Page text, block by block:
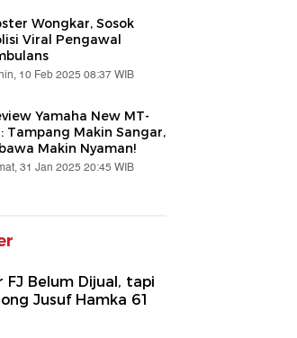
Wongkar, Sosok
Viral Pengawal
10 Feb 2025 08:37 WIB
Yamaha New MT-
Tampang Makin Sangar,
Makin Nyaman!
31 Jan 2025 20:45 WIB
FJ Belum Dijual, tapi
Jusuf Hamka 61